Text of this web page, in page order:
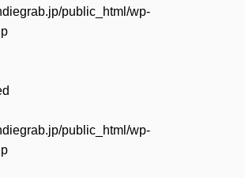
public_html/wp-
public_html/wp-